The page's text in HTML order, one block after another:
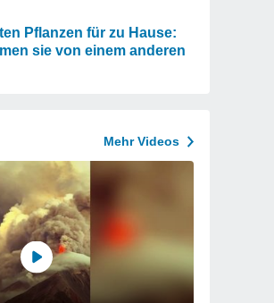
Pflanzen für zu Hause:
sie von einem anderen
Mehr Videos